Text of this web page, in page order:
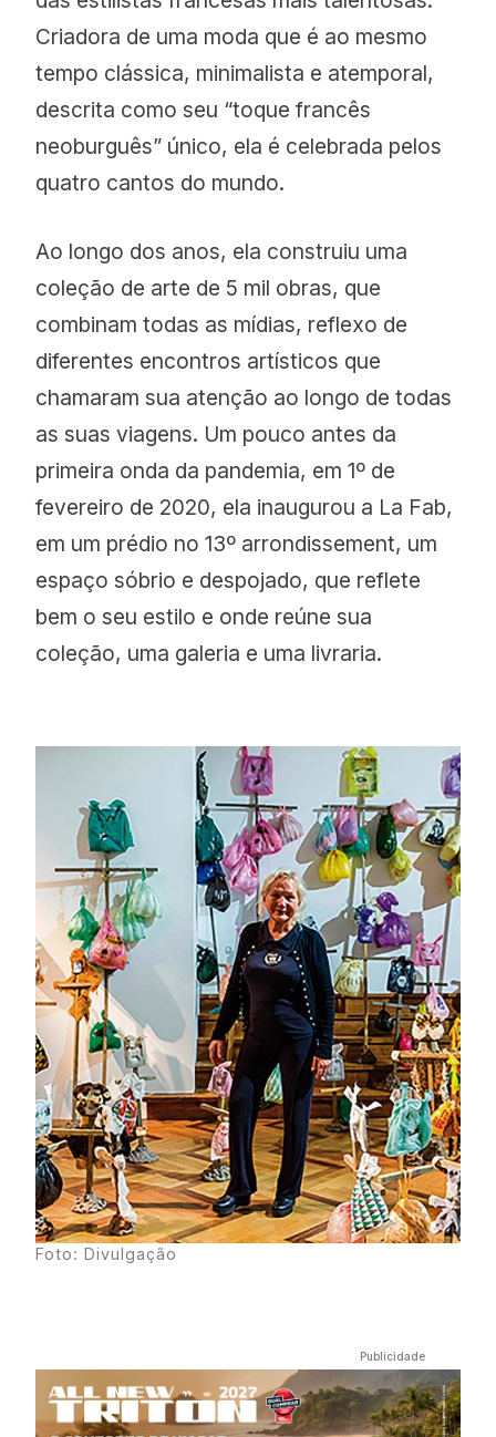
Criadora de uma moda que é ao mesmo
tempo clássica, minimalista e atemporal,
descrita como seu “toque francês
neoburguês” único, ela é celebrada pelos
quatro cantos do mundo.
Ao longo dos anos, ela construiu uma
coleção de arte de 5 mil obras, que
combinam todas as mídias, reflexo de
diferentes encontros artísticos que
chamaram sua atenção ao longo de todas
as suas viagens. Um pouco antes da
primeira onda da pandemia, em 1º de
fevereiro de 2020, ela inaugurou a La Fab,
em um prédio no 13º arrondissement, um
espaço sóbrio e despojado, que reflete
bem o seu estilo e onde reúne sua
coleção, uma galeria e uma livraria.
Foto: Divulgação